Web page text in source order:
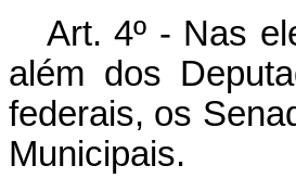
Art. 4º - Nas
além dos
federais, os
Municipais.